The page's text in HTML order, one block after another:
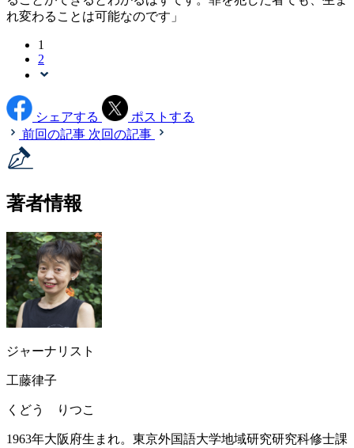
れ変わることは可能なのです」
1
2
シェアする
ポストする
前回の記事 次回の記事
著者情報
ジャーナリスト
工藤律子
くどう りつこ
1963年大阪府生まれ。東京外国語大学地域研究研究科修士課